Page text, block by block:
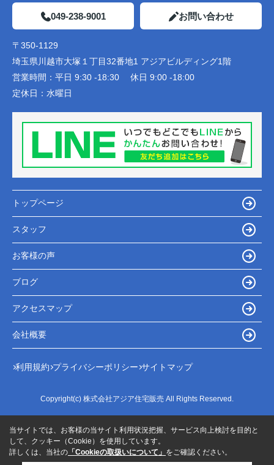
049-238-9001 お問い合わせ
〒350-1129
埼玉県川越市大塚１丁目32番地1 アジアビルディング1階
営業時間： 平日 9:30 -18:30 休日 9:00 -18:00
定休日： 水曜日
トップページ
スタッフ
お客様の声
ブログ
アクセスマップ
会社概要
利用規約 プライバシーポリシー サイトマップ
Copyright(c) 株式会社アジア住宅販売 All Rights Reserved.
当サイトでは、お客様の当サイト利用状況把握、サービス向上検討を目的と
して、クッキー（Cookie）を使用しています。
詳しくは、当社の 「Cookieの取扱いについて」 をご確認ください。